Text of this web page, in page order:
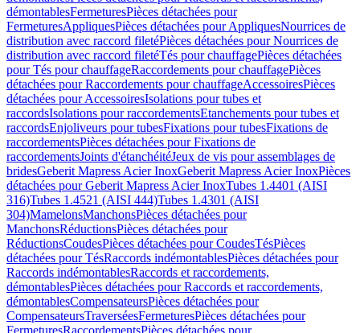
démontablesFermeturesPièces détachées pour
FermeturesAppliquesPièces détachées pour AppliquesNourrices de
distribution avec raccord filetéPièces détachées pour Nourrices de
distribution avec raccord filetéTés pour chauffagePièces détachées
pour Tés pour chauffageRaccordements pour chauffagePièces
détachées pour Raccordements pour chauffageAccessoiresPièces
détachées pour AccessoiresIsolations pour tubes et
raccordsIsolations pour raccordementsEtanchements pour tubes et
raccordsEnjoliveurs pour tubesFixations pour tubesFixations de
raccordementsPièces détachées pour Fixations de
raccordementsJoints d'étanchéitéJeux de vis pour assemblages de
bridesGeberit Mapress Acier InoxGeberit Mapress Acier InoxPièces
détachées pour Geberit Mapress Acier InoxTubes 1.4401 (AISI
316)Tubes 1.4521 (AISI 444)Tubes 1.4301 (AISI
304)MamelonsManchonsPièces détachées pour
ManchonsRéductionsPièces détachées pour
RéductionsCoudesPièces détachées pour CoudesTésPièces
détachées pour TésRaccords indémontablesPièces détachées pour
Raccords indémontablesRaccords et raccordements,
démontablesPièces détachées pour Raccords et raccordements,
démontablesCompensateursPièces détachées pour
CompensateursTraverséesFermeturesPièces détachées pour
FermeturesRaccordementsPièces détachées pour